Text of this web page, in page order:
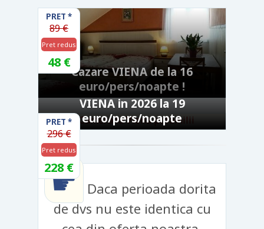
PRET *
89 €
Pret redus
48 €
Cazare VIENA de la 16
euro/pers/noapte !
PRET *
296 €
Pret redus
228 €
VIENA in 2026 la 19
euro/pers/noapte
☛
Daca perioada dorita
de dvs nu este identica cu